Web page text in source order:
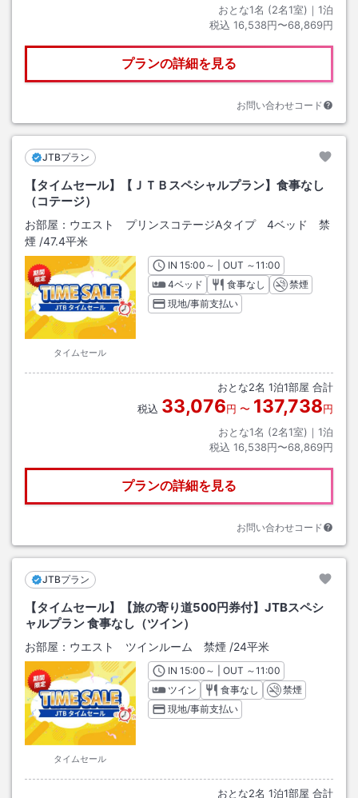
おとな1名 (2名1室)｜ 1泊
税込 16,538円〜68,869円
プランの詳細を見る
お問い合わせコード
JTBプラン
【タイムセール】【ＪＴＢスペシャルプラン】食事なし
（コテージ）
お部屋： ウエスト プリンスコテージAタイプ 4ベッド 禁
煙 /47.4平米
タイムセール
INチェックイン
15:00 ～ | OUT チェックアウト
～11:00
4ベッド
食事なし
禁煙
現地/事前支払い
おとな2名 1泊1部屋 合計
税込 33,076円 〜 137,738円
おとな1名 (2名1室)｜ 1泊
税込 16,538円〜68,869円
プランの詳細を見る
お問い合わせコード
JTBプラン
【タイムセール】【旅の寄り道500円券付】JTBスペシ
ャルプラン 食事なし（ツイン）
お部屋： ウエスト ツインルーム 禁煙 /24平米
タイムセール
INチェックイン
15:00 ～ | OUT チェックアウト
～11:00
ツイン
食事なし
禁煙
現地/事前支払い
おとな2名 1泊1部屋 合計